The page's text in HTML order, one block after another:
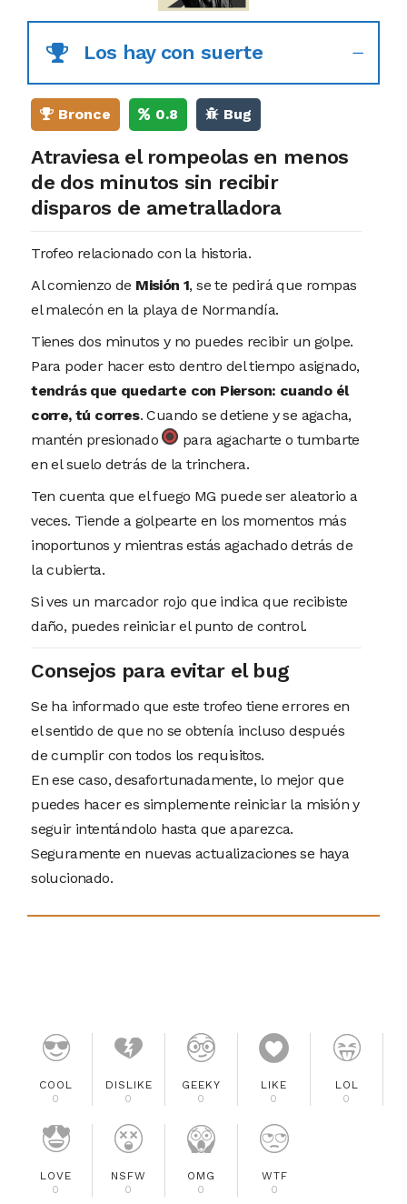
Los hay con suerte
Bronce 0.8 Bug
Atraviesa el rompeolas en menos
de dos minutos sin recibir
disparos de ametralladora
Trofeo relacionado con la historia.
Al comienzo de Misión 1, se te pedirá que rompas
el malecón en la playa de Normandía.
Tienes dos minutos y no puedes recibir un golpe.
Para poder hacer esto dentro del tiempo asignado,
tendrás que quedarte con Pierson: cuando él
corre, tú corres. Cuando se detiene y se agacha,
mantén presionado
para agacharte o tumbarte
en el suelo detrás de la trinchera.
Ten cuenta que el fuego MG puede ser aleatorio a
veces. Tiende a golpearte en los momentos más
inoportunos y mientras estás agachado detrás de
la cubierta.
Si ves un marcador rojo que indica que recibiste
daño, puedes reiniciar el punto de control.
Consejos para evitar el bug
Se ha informado que este trofeo tiene errores en
el sentido de que no se obtenía incluso después
de cumplir con todos los requisitos.
En ese caso, desafortunadamente, lo mejor que
puedes hacer es simplemente reiniciar la misión y
seguir intentándolo hasta que aparezca.
Seguramente en nuevas actualizaciones se haya
solucionado.
COOL
0
DISLIKE
0
GEEKY
0
LIKE
0
LOL
0
LOVE
0
NSFW
0
OMG
0
WTF
0